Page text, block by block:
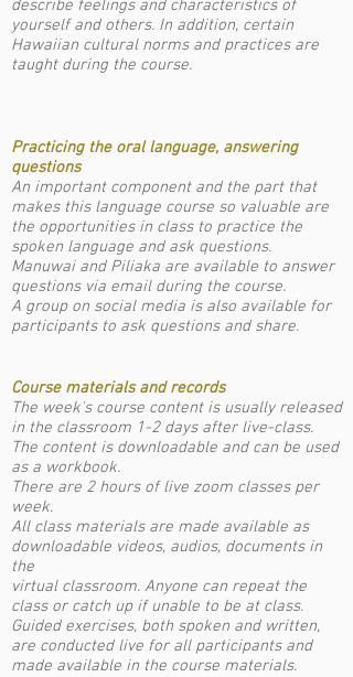
describe feelings and characteristics of
yourself and others. In addition, certain
Hawaiian cultural norms and practices are
taught during the course.
Practicing the oral language, answering
questions
An important component and the part that
makes this language course so valuable are
the opportunities in class to practice the
spoken language and ask questions.
Manuwai and Piliaka are available to answer
questions via email during the course.
A group on social media is also available for
participants to ask questions and share.
Course materials and records
The week's course content is usually released
in the classroom 1-2 days after live-class.
The content is downloadable and can be used
as a workbook.
There are 2 hours of live zoom classes per
week.
All class materials are made available as
downloadable videos, audios, documents in
the
virtual classroom. Anyone can repeat the
class or catch up if unable to be at class.
Guided exercises, both spoken and written,
are conducted live for all participants and
made available in the course materials.